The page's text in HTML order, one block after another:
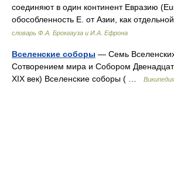
соединяют в один континент Евразию
обособленность Е. от Азии, как
словарь Ф.А. Брокгауза и И.А. Ефрона
Вселенские соборы — Семь
Сотворением мира и Собором
XIX век) Вселенские соборы ( …